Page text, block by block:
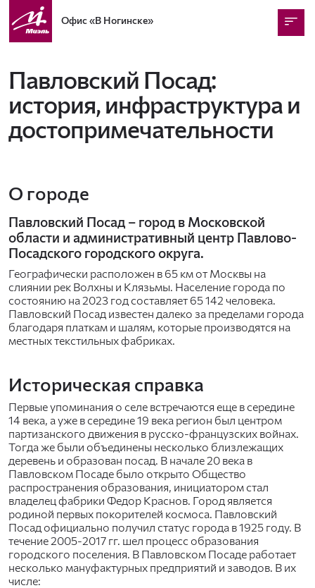
Офис«В Ногинске»
Павловский Посад:
история, инфраструктура и
достопримечательности
О городе
Павловский Посад – город в Московской
области и административный центр Павлово-
Посадского городского округа.
Географически расположен в 65 км от Москвы на
слиянии рек Волхны и Клязьмы. Население города по
состоянию на 2023 год составляет 65 142 человека.
Павловский Посад известен далеко за пределами города
благодаря платкам и шалям, которые производятся на
местных текстильных фабриках.
Историческая справка
Первые упоминания о селе встречаются еще в середине
14 века, а уже в середине 19 века регион был центром
партизанского движения в русско-французских войнах.
Тогда же были объединены несколько близлежащих
деревень и образован посад. В начале 20 века в
Павловском Посаде было открыто Общество
распространения образования, инициатором стал
владелец фабрики Федор Краснов. Город является
родиной первых покорителей космоса. Павловский
Посад официально получил статус города в 1925 году. В
течение 2005-2017 гг. шел процесс образования
городского поселения. В Павловском Посаде работает
несколько мануфактурных предприятий и заводов. В их
числе: